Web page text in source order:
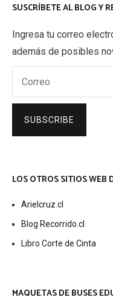
SUSCRÍBETE AL BLOG Y
Ingresa tu correo
además de posibles
SUBSCRIBE
LOS OTROS SITIOS WEB
Arielcruz.cl
Blog Recorrido.cl
Libro Corte de Cinta
MAQUETAS DE BUSES